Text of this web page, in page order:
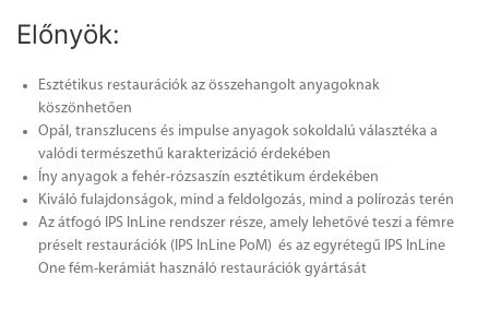
Előnyök:
Esztétikus restaurációk az összehangolt anyagoknak
köszönhetően
Opál, transzlucens és impulse anyagok sokoldalú választéka a
valódi természethű karakterizáció érdekében
Íny anyagok a fehér-rózsaszín esztétikum érdekében
Kiváló fulajdonságok, mind a feldolgozás, mind a polírozás terén
Az átfogó IPS InLine rendszer része, amely lehetővé teszi a fémre
préselt restaurációk (IPS InLine PoM) és az egyrétegű IPS InLine
One fém-kerámiát használó restaurációk gyártását